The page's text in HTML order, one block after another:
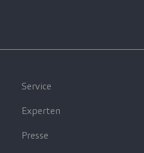
Service
Experten
Presse